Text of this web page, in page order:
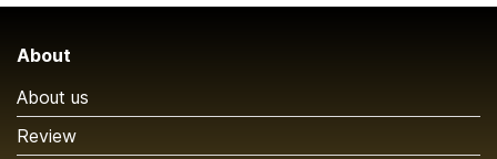
About
About us
Review